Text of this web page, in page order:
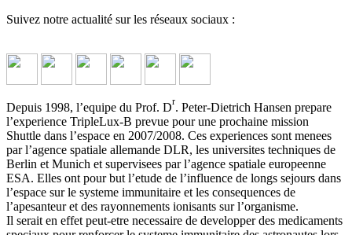
Suivez notre actualité sur les réseaux sociaux :
Depuis 1998, l’equipe du Prof. Dr. Peter-Dietrich Hansen prepare
l’experience TripleLux-B prevue pour une prochaine mission
Shuttle dans l’espace en 2007/2008. Ces experiences sont menees
par l’agence spatiale allemande DLR, les universites techniques de
Berlin et Munich et supervisees par l’agence spatiale europeenne
ESA. Elles ont pour but l’etude de l’influence de longs sejours dans
l’espace sur le systeme immunitaire et les consequences de
l’apesanteur et des rayonnements ionisants sur l’organisme.
Il serait en effet peut-etre necessaire de developper des medicaments